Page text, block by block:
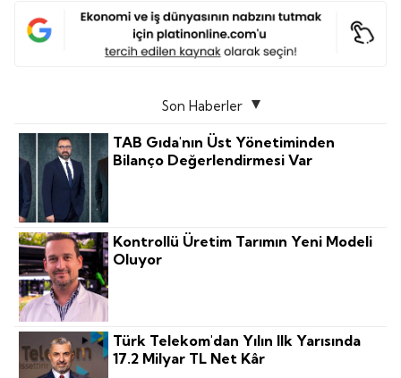
Son Haberler
TAB Gıda'nın Üst Yönetiminden
Bilanço Değerlendirmesi Var
Kontrollü Üretim Tarımın Yeni Modeli
Oluyor
Türk Telekom'dan Yılın Ilk Yarısında
17.2 Milyar TL Net Kâr